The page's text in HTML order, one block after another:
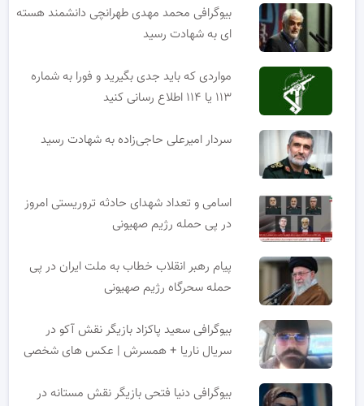
بیوگرافی محمد مهدی طهرانچی دانشمند هسته
ای به شهادت رسید
مواردی که باید جدی بگیرید و فورا به شماره
۱۱۳ یا ۱۱۴ اطلاع رسانی کنید
سردار امیرعلی حاجی‌زاده به شهادت رسید
اسامی و تعداد شهدای حادثه تروریستی امروز
در پی حمله رژیم صهیونی
پیام رهبر انقلاب خطاب به ملت ایران در پی
حمله سحرگاه رژیم صهیونی
بیوگرافی سعید پاکزاد بازیگر نقش آکو در
سریال ناریا + همسرش | عکس های شخصی
بیوگرافی دنیا فتحی بازیگر نقش مستانه در